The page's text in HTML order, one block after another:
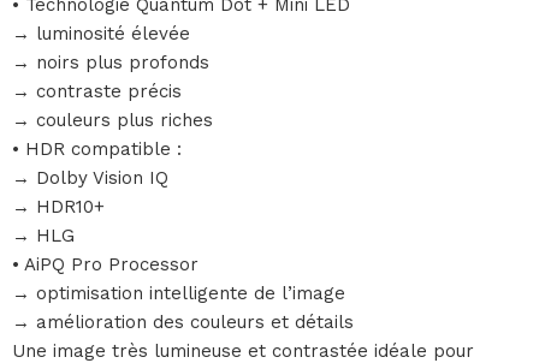
• Technologie Quantum Dot + Mini LED
→ luminosité élevée
→ noirs plus profonds
→ contraste précis
→ couleurs plus riches
• HDR compatible :
→ Dolby Vision IQ
→ HDR10+
→ HLG
• AiPQ Pro Processor
→ optimisation intelligente de l’image
→ amélioration des couleurs et détails
Une image très lumineuse et contrastée idéale pour